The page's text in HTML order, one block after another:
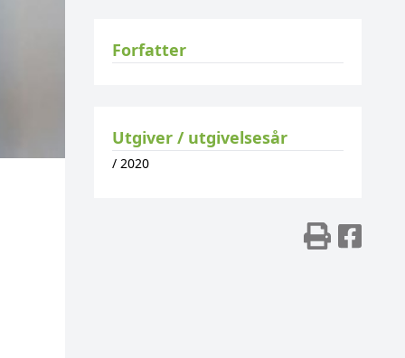
Forfatter
Utgiver / utgivelsesår
/ 2020